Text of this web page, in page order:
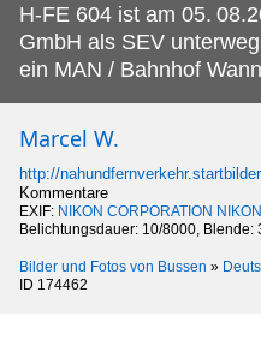
H-FE 604 ist am 05.
GmbH als SEV
ein MAN / Bahnhof
Marcel W.
http://
Kommentare
EXIF: NIKON CORPORATION
Belichtungsdauer: 10/8000, Blende:
Bilder und Fotos von Bussen »
ID 174462